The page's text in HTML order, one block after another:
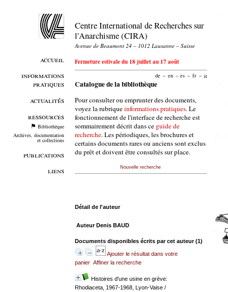
accueil
informations
pratiques
actualités
ressources
Bibliothèque
Archives, documentation
et collections
publications
liens
Centre International de Recherches sur
l'Anarchisme (CIRA)
Avenue de Beaumont 24 – 1012 Lausanne – Suisse
Fermeture estivale du 18 juillet au 17 août
de – en – es – fr – it
Catalogue de la bibliothèque
Pour consulter ou emprunter des documents,
voyez la rubriqueinformations pratiques. Le
fonctionnement de l'interface de recherche est
sommairement décrit dans ce guide de
recherche. Les périodiques, les brochures et
certains documents rares ou anciens sont exclus
du prêt et doivent être consultés sur place.
Nouvelle recherche
Détail de l'auteur
Auteur Denis BAUD
Documents disponibles écrits par cet auteur (1)
Ajouter le résultat dans votre
panier Affiner la recherche
Histoires d'une usine en grève:
Rhodiaceta, 1967-1968, Lyon-Vaise/